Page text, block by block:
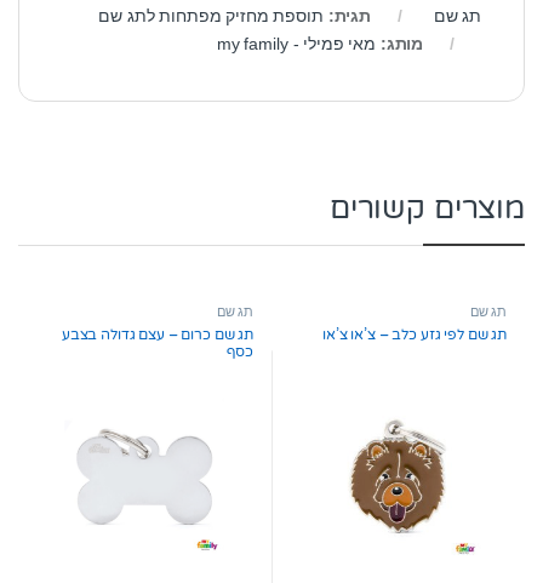
תג שם
תגית: תוספת מחזיק מפתחות לתג שם
מותג: מאי פמילי - my family
מוצרים קשורים
תג שם
תג שם לפי גזע כלב – צ’או צ’או
תג שם
תג שם כרום – עצם גדולה בצבע
כסף